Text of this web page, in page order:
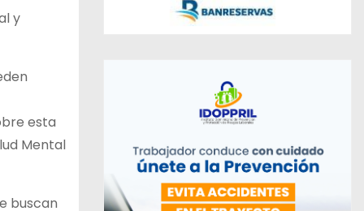
y
esta
Mental
buscan